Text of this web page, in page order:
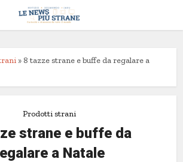
» 8 tazze strane e buffe da regalare a
Prodotti strani
strane e buffe da
a Natale